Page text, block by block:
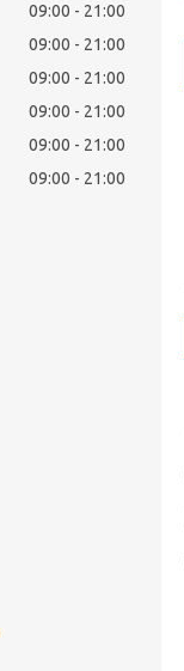
09:00
21:00
09:00
21:00
09:00
21:00
09:00
21:00
09:00
21:00
09:00 21:00